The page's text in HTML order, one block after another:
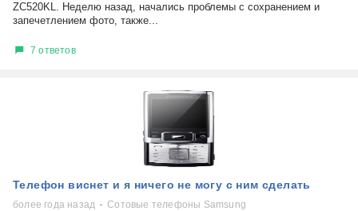
ZC520KL. Неделю назад, начались проблемы с сохранением и
запечетлением фото, также...
7 ответов
Телефон виснет и я ничего не могу с ним сделать
более года назад Сотовые телефоны Samsung